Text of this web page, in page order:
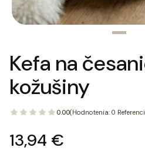
Kefa na
kožušiny
0.00(Hodnotenia: 0
Cena
13,94 €